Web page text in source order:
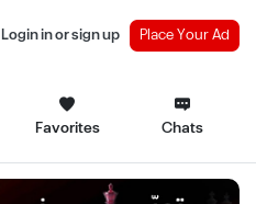
Favorites Chats
Login in or sign up Place Your Ad